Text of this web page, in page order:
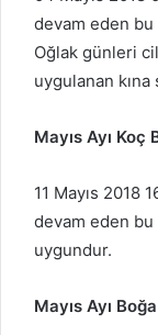
devam eden
Oğlak günleri
uygulanan kına
Mayıs Ayı Koç
11 Mayıs 2018
devam eden bu
uygundur.
Mayıs Ayı